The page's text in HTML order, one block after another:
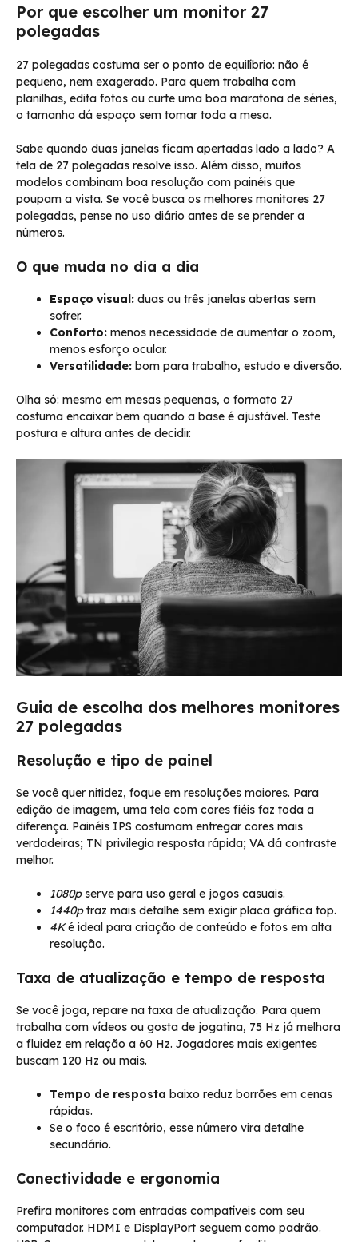
Por que escolher um monitor 27
polegadas
27 polegadas costuma ser o ponto de equilíbrio: não é
pequeno, nem exagerado. Para quem trabalha com
planilhas, edita fotos ou curte uma boa maratona de séries,
o tamanho dá espaço sem tomar toda a mesa.
Sabe quando duas janelas ficam apertadas lado a lado? A
tela de 27 polegadas resolve isso. Além disso, muitos
modelos combinam boa resolução com painéis que
poupam a vista. Se você busca os melhores monitores 27
polegadas, pense no uso diário antes de se prender a
números.
O que muda no dia a dia
Espaço visual: duas ou três janelas abertas sem
sofrer.
Conforto: menos necessidade de aumentar o zoom,
menos esforço ocular.
Versatilidade: bom para trabalho, estudo e diversão.
Olha só: mesmo em mesas pequenas, o formato 27
costuma encaixar bem quando a base é ajustável. Teste
postura e altura antes de decidir.
Guia de escolha dos melhores monitores
27 polegadas
Resolução e tipo de painel
Se você quer nitidez, foque em resoluções maiores. Para
edição de imagem, uma tela com cores fiéis faz toda a
diferença. Painéis IPS costumam entregar cores mais
verdadeiras; TN privilegia resposta rápida; VA dá contraste
melhor.
1080pserve para uso geral e jogos casuais.
1440ptraz mais detalhe sem exigir placa gráfica top.
4Ké ideal para criação de conteúdo e fotos em alta
resolução.
Taxa de atualização e tempo de resposta
Se você joga, repare na taxa de atualização. Para quem
trabalha com vídeos ou gosta de jogatina, 75 Hz já melhora
a fluidez em relação a 60 Hz. Jogadores mais exigentes
buscam 120 Hz ou mais.
Tempo de resposta baixo reduz borrões em cenas
rápidas.
Se o foco é escritório, esse número vira detalhe
secundário.
Conectividade e ergonomia
Prefira monitores com entradas compatíveis com seu
computador. HDMI e DisplayPort seguem como padrão.